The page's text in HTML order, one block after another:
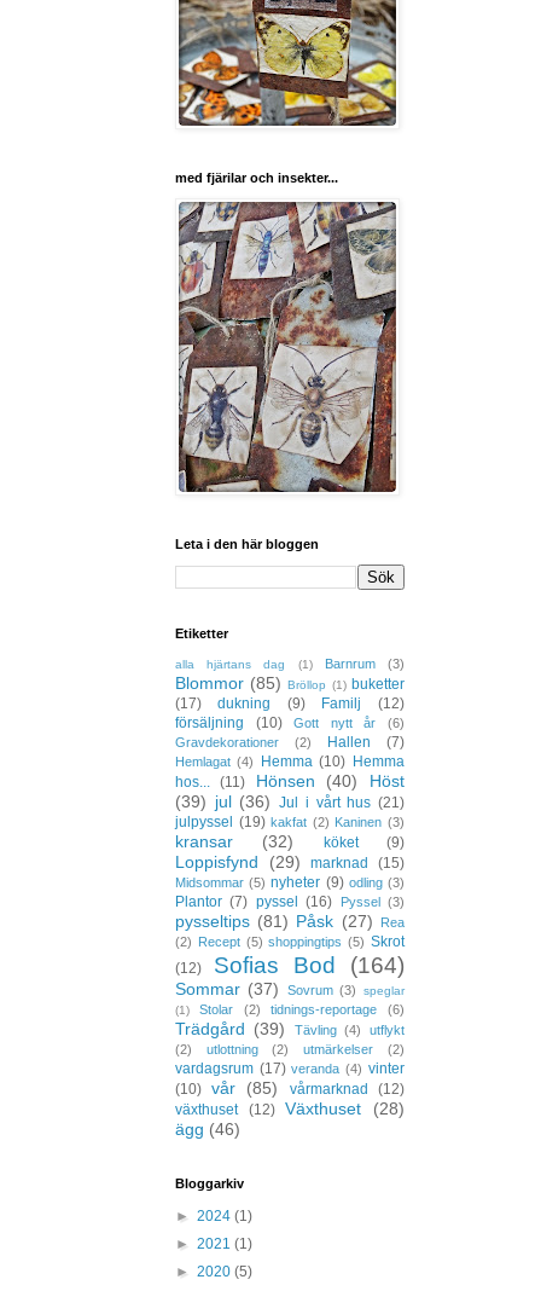
med fjärilar och insekter...
Leta i den här bloggen
Etiketter
alla hjärtans dag (1) Barnrum (3)
Blommor (85) Bröllop (1) buketter
(17)
dukning (9) Familj
(12)
försäljning
(10) Gott nytt år
(6)
Gravdekorationer
(2) Hallen (7)
Hemlagat (4) Hemma (10) Hemma
hos...
(11) Hönsen (40)
Höst
(39) jul (36) Jul i vårt hus (21)
julpyssel
(19) kakfat (2) Kaninen (3)
kransar (32) köket (9)
Loppisfynd (29) marknad (15)
Midsommar (5) nyheter (9) odling (3)
Plantor (7) pyssel (16) Pyssel (3)
pysseltips (81) Påsk (27)
Rea
(2) Recept (5) shoppingtips (5) Skrot
(12)
Sofias Bod (164)
Sommar (37) Sovrum (3)
speglar
(1)
Stolar (2) tidnings-reportage (6)
Trädgård (39) Tävling (4)
utflykt
(2)
utlottning (2) utmärkelser (2)
vardagsrum (17) veranda (4) vinter
(10) vår (85) vårmarknad
(12)
växthuset
(12) Växthuset
(28)
ägg (46)
Bloggarkiv
► 2024 (1)
► 2021 (1)
► 2020 (5)